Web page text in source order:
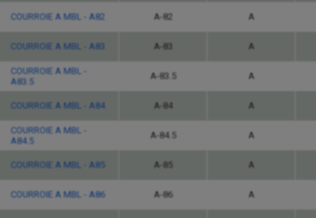
COURROIE A MBL - A82 A-82 A
COURROIE A MBL - A83 A-83 A
COURROIE A MBL -
A83.5
A-83.5 A
COURROIE A MBL - A84 A-84 A
COURROIE A MBL -
A84.5
A-84.5 A
COURROIE A MBL - A85 A-85 A
COURROIE A MBL - A86 A-86 A